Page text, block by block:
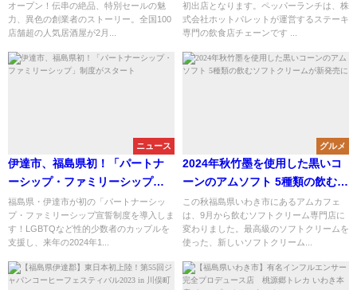
時代 福島いわき駅前店」NEWオ
ープン決定
オープン！伝串の絶品、特別セールの魅
力、異色の創業者のストーリー。全国100
店舗超の人気居酒屋が2月...
初出店となります。ペッパーランチは、株
式会社ホットパレットが運営するステーキ
専門の飲食店チェーンです ...
ニュース
伊達市、福島県初！「パートナ
ーシップ・ファミリーシップ」
制度がスタート
福島県・伊達市が初の「パートナーシッ
プ・ファミリーシップ宣誓制度を導入しま
す！LGBTQなど性的少数者のカップルを
支援し、来年の2024年1...
グルメ
2024年秋竹墨を使用した黒いコ
ーンのアムソフト 5種類の飲むソ
フトクリームが新発売に
この秋福島県いわき市にあるアムカフェ
は、9月から飲むソフトクリーム専門店に
変わりました。最高級のソフトクリームを
使った、新しいソフトクリーム...